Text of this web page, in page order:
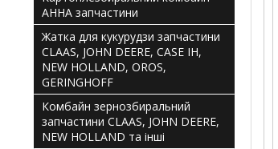
АННА запчастини
Жатка для кукурудзи запчастини
CLAAS, JOHN DEERE, CASE IH,
NEW HOLLAND, OROS,
GERINGHOFF
Комбайн зернозбиральний
запчастини CLAAS, JOHN DEERE,
NEW HOLLAND та інші